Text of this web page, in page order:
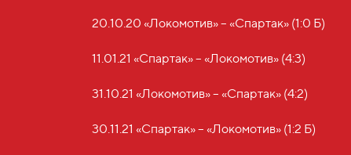
20.10.20 «Локомотив» – «Спартак» (1:0 Б)
11.01.21 «Спартак» – «Локомотив» (4:3)
31.10.21 «Локомотив» – «Спартак» (4:2)
30.11.21 «Спартак» – «Локомотив» (1:2 Б)